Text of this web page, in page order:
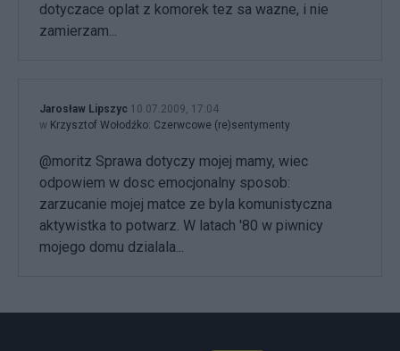
dotyczace oplat z komorek tez sa wazne, i nie
zamierzam...
Jarosław Lipszyc 10.07.2009, 17:04
w Krzysztof Wołodźko: Czerwcowe (re)sentymenty
@moritz Sprawa dotyczy mojej mamy, wiec
odpowiem w dosc emocjonalny sposob:
zarzucanie mojej matce ze byla komunistyczna
aktywistka to potwarz. W latach '80 w piwnicy
mojego domu dzialala...